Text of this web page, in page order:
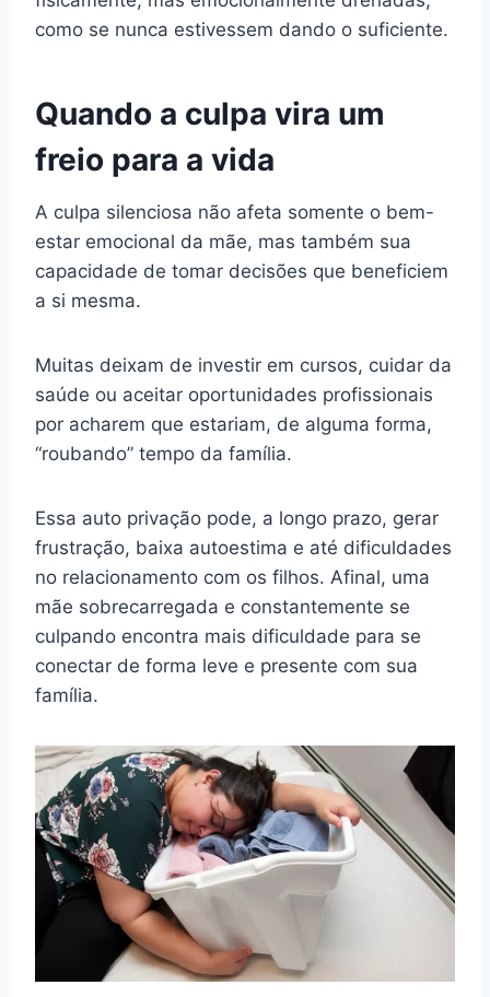
como se nunca estivessem dando o suficiente.
Quando a culpa vira um
freio para a vida
A culpa silenciosa não afeta somente o bem-
estar emocional da mãe, mas também sua
capacidade de tomar decisões que beneficiem
a si mesma.
Muitas deixam de investir em cursos, cuidar da
saúde ou aceitar oportunidades profissionais
por acharem que estariam, de alguma forma,
“roubando” tempo da família.
Essa auto privação pode, a longo prazo, gerar
frustração, baixa autoestima e até dificuldades
no relacionamento com os filhos. Afinal, uma
mãe sobrecarregada e constantemente se
culpando encontra mais dificuldade para se
conectar de forma leve e presente com sua
família.